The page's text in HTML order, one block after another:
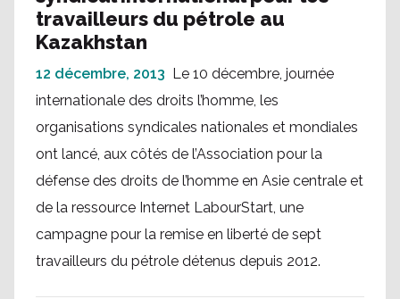
travailleurs du pétrole au
Kazakhstan
12 décembre, 2013 Le 10 décembre, journée
internationale des droits l’homme, les
organisations syndicales nationales et mondiales
ont lancé, aux côtés de l’Association pour la
défense des droits de l’homme en Asie centrale et
de la ressource Internet LabourStart, une
campagne pour la remise en liberté de sept
travailleurs du pétrole détenus depuis 2012.